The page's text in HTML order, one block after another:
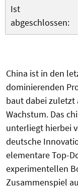
Ist
abgeschlossen:
China ist in den
dominierenden
baut dabei
Wachstum. Das
unterliegt hierbei
deutsche
elementare Top-
experimentellen
Zusammenspiel